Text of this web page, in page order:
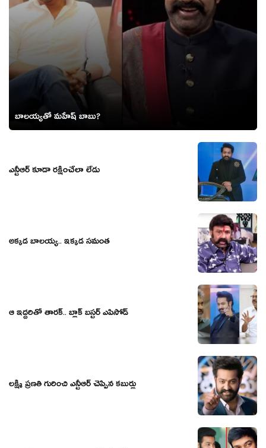
బాలయ్యతో మహేష్ బాబు?
ఎన్టీఆర్ కూడా రక్షించేలా లేడు
అక్కడ బాలయ్య.. ఇక్కడ సమంత
ఆ ఇద్ద‌రితో తార‌క్.. బ్లాక్ బ‌స్ట‌ర్ ఎపిసోడ్
లక్ష్మీ ప్రణతి గురించి ఎన్టీఆర్ చెప్పిన కబుర్లు